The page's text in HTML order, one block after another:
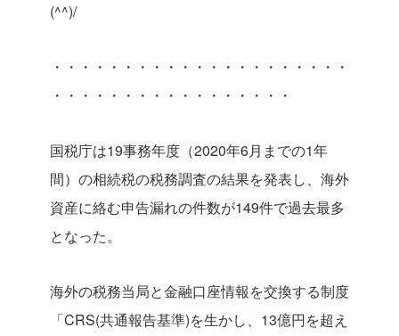
(^^)/
・・・・・・・・・・・・・・・・・・・・・
・・・・・・・・・・・・・・・・・
国税庁は19事務年度（2020年6月までの1年
間）の相続税の税務調査の結果を発表し、海外
資産に絡む申告漏れの件数が149件で過去最多
となった。
海外の税務当局と金融口座情報を交換する制度
「CRS(共通報告基準)を生かし、13億円を超え